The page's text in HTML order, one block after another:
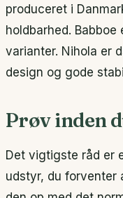
produceret i
holdbarhed.
varianter. Nihola er
design og gode
Prøv inden
Det vigtigste råd er
udstyr, du forventer